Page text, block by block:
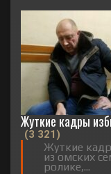
Жуткие кадры
(3 321)
Жуткие
из омских
ролике,...